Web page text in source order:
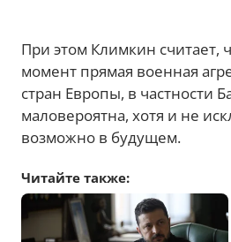
При этом Климкин считает,
момент прямая военная
стран Европы, в частности
маловероятна, хотя и не
возможно в будущем.
Читайте также: